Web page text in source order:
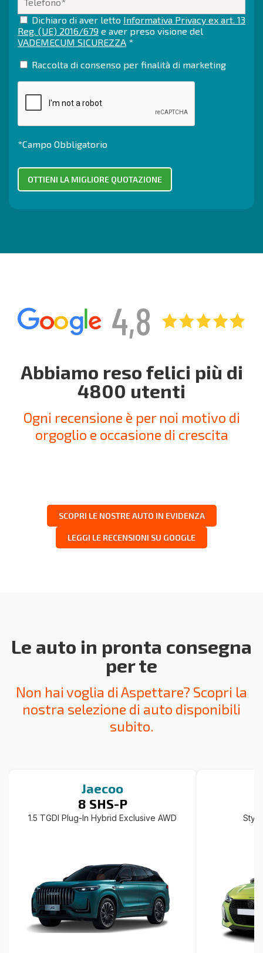
Dichiaro di aver letto Informativa Privacy ex art. 13
Reg. (UE) 2016/679 e aver preso visione del
VADEMECUM SICUREZZA *
Raccolta di consenso per finalità di marketing
*Campo Obbligatorio
Abbiamo reso felici più di
4800 utenti
Ogni recensione è per noi motivo di
orgoglio e occasione di crescita
SCOPRI LE NOSTRE AUTO IN EVIDENZA
LEGGI LE RECENSIONI SU GOOGLE
Le auto in pronta consegna
per te
Non hai voglia di Aspettare? Scopri la
nostra selezione di auto disponibili
subito.
Jaecoo
8 SHS-P
1.5 TGDI Plug-In Hybrid Exclusive AWD